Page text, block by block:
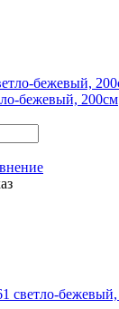
бежевый, 200см